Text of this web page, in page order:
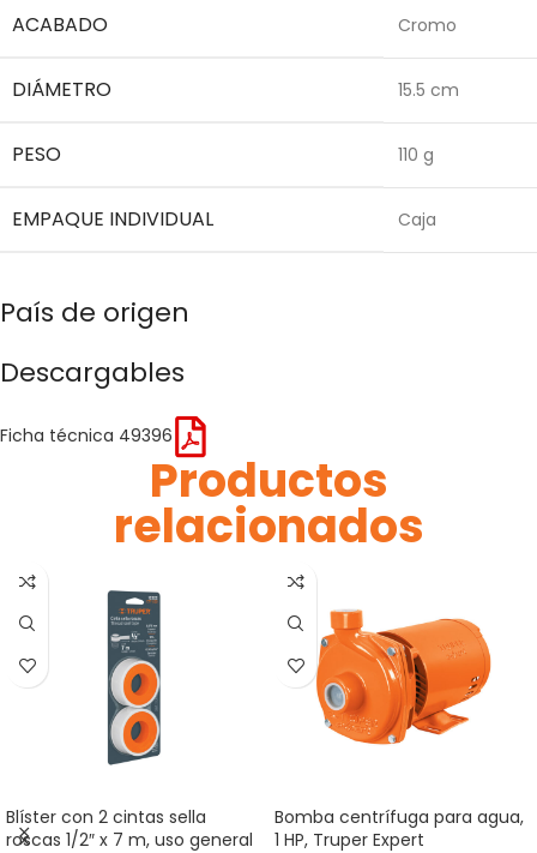
ACABADO Cromo
DIÁMETRO 15.5 cm
PESO 110 g
EMPAQUE INDIVIDUAL Caja
País de origen
Descargables
Ficha técnica 49396
Productos
relacionados
Blíster con 2 cintas sella
roscas 1/2″ x 7 m, uso general
Bomba centrífuga para agua,
1 HP, Truper Expert